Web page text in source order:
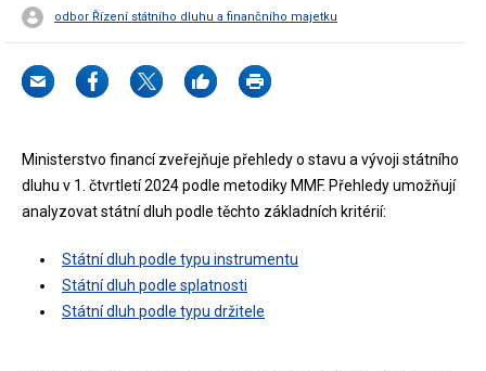
odbor Řízení státního dluhu a finančního majetku
Ministerstvo financí zveřejňuje přehledy o stavu a vývoji státního
dluhu v 1. čtvrtletí 2024 podle metodiky MMF. Přehledy umožňují
analyzovat státní dluh podle těchto základních kritérií:
Státní dluh podle typu instrumentu
Státní dluh podle splatnosti
Státní dluh podle typu držitele